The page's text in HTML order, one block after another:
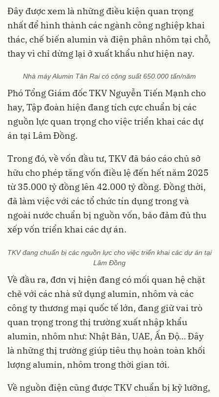
Đây được xem là những điều kiện quan trọng
nhất để hình thành các ngành công nghiệp khai
thác, chế biến alumin và điện phân nhôm tại chỗ,
thay vì chỉ dừng lại ở xuất khẩu như hiện nay.
Nhà máy Alumin Tân Rai có công suất 650.000 tấn/năm
Phó Tổng Giám đốc TKV Nguyễn Tiến Mạnh cho
hay, Tập đoàn hiện đang tích cực chuẩn bị các
nguồn lực quan trọng cho việc triển khai các dự
án tại Lâm Đồng.
Trong đó, về vốn đầu tư, TKV đã báo cáo chủ sở
hữu cho phép tăng vốn điều lệ đến hết năm 2025
từ 35.000 tỷ đồng lên 42.000 tỷ đồng. Đồng thời,
đã làm việc với các tổ chức tín dụng trong và
ngoài nước chuẩn bị nguồn vốn, bảo đảm đủ thu
xếp vốn triển khai các dự án.
TKV đang chuẩn bị các nguồn lực cho việc triển khai các dự án tại
Lâm Đồng
Về đầu ra, đơn vị hiện đang có mối quan hệ chặt
chẽ với các nhà sử dụng alumin, nhôm và các
công ty thương mại quốc tế lớn, đang giữ vai trò
quan trọng trong thị trường xuất nhập khẩu
alumin, nhôm như: Nhật Bản, UAE, Ấn Độ… Đây
là những thị trường giúp tiêu thụ hoàn toàn khối
lượng alumin, nhôm trong thời gian tới.
Về nguồn điện cũng được TKV chuẩn bị kỹ lưỡng,